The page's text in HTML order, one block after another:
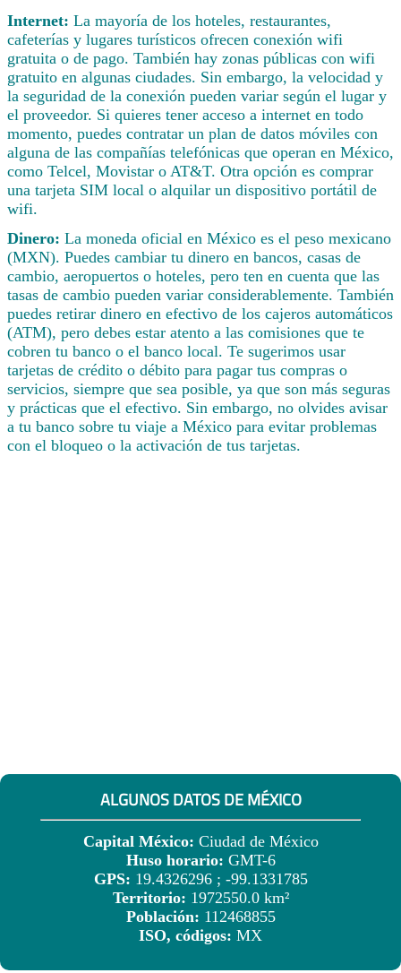
Internet: La mayoría de los hoteles, restaurantes,
cafeterías y lugares turísticos ofrecen conexión wifi
gratuita o de pago. También hay zonas públicas con wifi
gratuito en algunas ciudades. Sin embargo, la velocidad y
la seguridad de la conexión pueden variar según el lugar y
el proveedor. Si quieres tener acceso a internet en todo
momento, puedes contratar un plan de datos móviles con
alguna de las compañías telefónicas que operan en México,
como Telcel, Movistar o AT&T. Otra opción es comprar
una tarjeta SIM local o alquilar un dispositivo portátil de
wifi.
Dinero: La moneda oficial en México es el peso mexicano
(MXN). Puedes cambiar tu dinero en bancos, casas de
cambio, aeropuertos o hoteles, pero ten en cuenta que las
tasas de cambio pueden variar considerablemente. También
puedes retirar dinero en efectivo de los cajeros automáticos
(ATM), pero debes estar atento a las comisiones que te
cobren tu banco o el banco local. Te sugerimos usar
tarjetas de crédito o débito para pagar tus compras o
servicios, siempre que sea posible, ya que son más seguras
y prácticas que el efectivo. Sin embargo, no olvides avisar
a tu banco sobre tu viaje a México para evitar problemas
con el bloqueo o la activación de tus tarjetas.
ALGUNOS DATOS DE MÉXICO
Capital México: Ciudad de México
Huso horario: GMT-6
GPS: 19.4326296 ; -99.1331785
Territorio: 1972550.0 km²
Población: 112468855
ISO, códigos: MX